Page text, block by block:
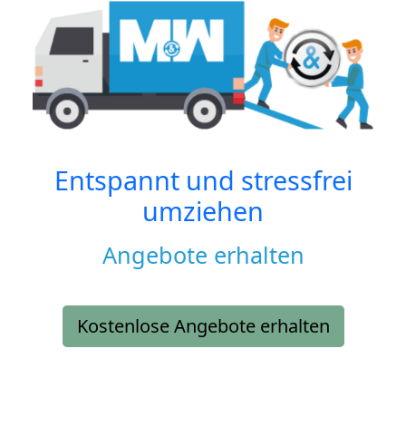
Entspannt und stressfrei
umziehen
Angebote erhalten
Kostenlose Angebote erhalten